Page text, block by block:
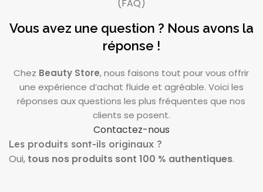
(FAQ)
Vous avez une question ? Nous avons la
réponse !
Chez Beauty Store, nous faisons tout pour vous offrir
une expérience d’achat fluide et agréable. Voici les
réponses aux questions les plus fréquentes que nos
clients se posent.
Contactez-nous
Les produits sont-ils originaux ?
Oui, tous nos produits sont 100 % authentiques.